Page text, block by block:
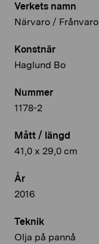
Verkets namn
Närvaro / Frånvaro
Konstnär
Haglund Bo
Nummer
1178-2
Mått / längd
41,0 x 29,0 cm
År
2016
Teknik
Olja på pannå